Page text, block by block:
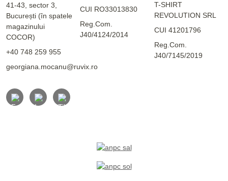
41-43, sector 3,
București (în spatele
magazinului
COCOR)
+40 748 259 955
georgiana.mocanu@ruvix.ro
CUI RO33013830
Reg.Com.
J40/4124/2014
T-SHIRT
REVOLUTION SRL
CUI 41201796
Reg.Com.
J40/7145/2019